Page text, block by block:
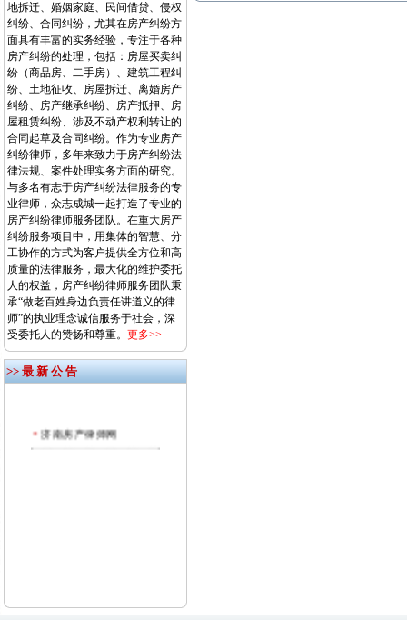
地拆迁、婚姻家庭、民间借贷、侵权
纠纷、合同纠纷，尤其在房产纠纷方
面具有丰富的实务经验，专注于各种
房产纠纷的处理，包括：房屋买卖纠
纷（商品房、二手房）、建筑工程纠
纷、土地征收、房屋拆迁、离婚房产
纠纷、房产继承纠纷、房产抵押、房
屋租赁纠纷、涉及不动产权利转让的
合同起草及合同纠纷。作为专业房产
纠纷律师，多年来致力于房产纠纷法
律法规、案件处理实务方面的研究。
与多名有志于房产纠纷法律服务的专
业律师，众志成城一起打造了专业的
房产纠纷律师服务团队。在重大房产
纠纷服务项目中，用集体的智慧、分
工协作的方式为客户提供全方位和高
质量的法律服务，最大化的维护委托
人的权益，房产纠纷律师服务团队秉
承“做老百姓身边负责任讲道义的律
师”的执业理念诚信服务于社会，深
受委托人的赞扬和尊重。 更多>>
>> 最 新 公 告